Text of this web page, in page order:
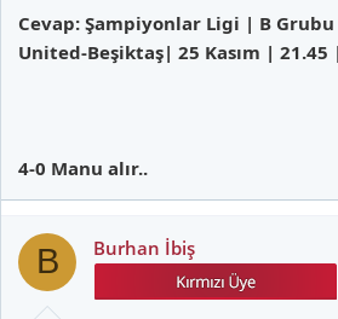
Cevap: Şampiyonlar Ligi | B
United-Beşiktaş| 25 Kasım | 21.45
4-0 Manu alır..
B Burhan İbiş